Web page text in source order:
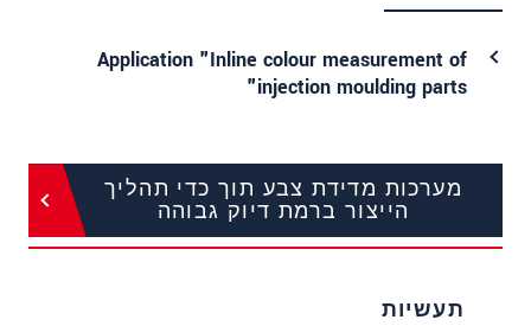
Application "Inline colour measurement of
injection moulding parts"
מערכות מדידת צבע תוך כדי תהליך
הייצור ברמת דיוק גבוהה
תעשיות